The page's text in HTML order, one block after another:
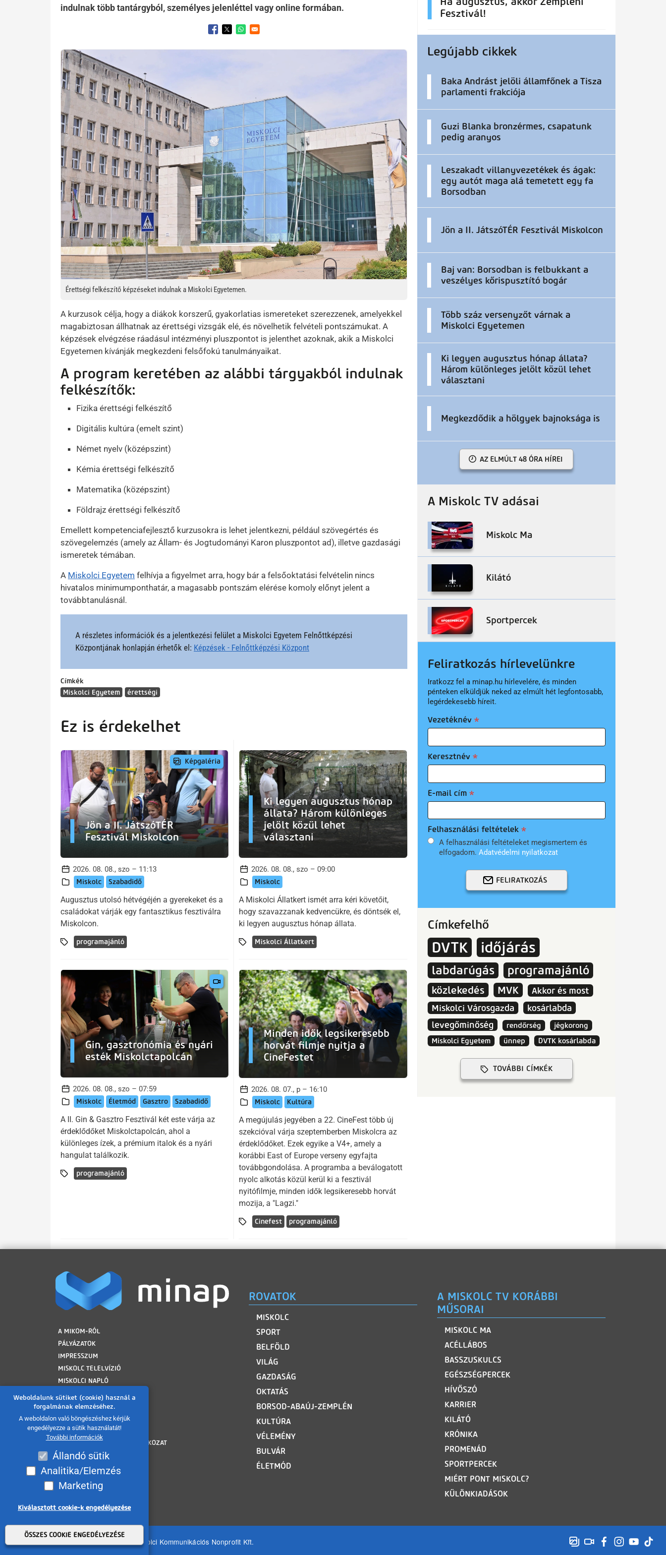
Weboldalunk sütiket (cookie) használ a
forgalmának elemzéséhez.
A weboldalon való böngészéshez kérjük
engedélyezze a sütik használatát!
További információk
Állandó sütik
Analitika/Elemzés
Marketing
Kiválasztott cookie-k engedélyezése
ÖSSZES COOKIE ENGEDÉLYEZÉSE
Withdraw consent
indulnak több tantárgyból, személyes jelenléttel vagy online formában.
Opens in a new window
Opens in a new window
Opens in a new window
Kép
Érettségi felkészítő képzéseket indulnak a Miskolci Egyetemen.
A kurzusok célja, hogy a diákok korszerű, gyakorlatias ismereteket szerezzenek, amelyekkel
magabiztosan állhatnak az érettségi vizsgák elé, és növelhetik felvételi pontszámukat. A
képzések elvégzése ráadásul intézményi pluszpontot is jelenthet azoknak, akik a Miskolci
Egyetemen kívánják megkezdeni felsőfokú tanulmányaikat.
A program keretében az alábbi tárgyakból indulnak
felkészítők:
Fizika érettségi felkészítő
Digitális kultúra (emelt szint)
Német nyelv (középszint)
Kémia érettségi felkészítő
Matematika (középszint)
Földrajz érettségi felkészítő
Emellett kompetenciafejlesztő kurzusokra is lehet jelentkezni, például szövegértés és
szövegelemzés (amely az Állam- és Jogtudományi Karon pluszpontot ad), illetve gazdasági
ismeretek témában.
A Miskolci Egyetem felhívja a figyelmet arra, hogy bár a felsőoktatási felvételin nincs
hivatalos minimumponthatár, a magasabb pontszám elérése komoly előnyt jelent a
továbbtanulásnál.
A részletes információk és a jelentkezési felület a Miskolci Egyetem Felnőttképzési
Központjának honlapján érhetők el: Képzések - Felnőttképzési Központ
Címkék
Miskolci Egyetem
érettségi
Ez is érdekelhet
Képgaléria
Jön a II. JátszóTÉR
Fesztivál Miskolcon
2026. 08. 08., szo – 11:13
Miskolc Szabadidő
Augusztus utolsó hétvégéjén a gyerekeket és a
családokat várják egy fantasztikus fesztiválra
Miskolcon.
programajánló
Ki legyen augusztus hónap
állata? Három különleges
jelölt közül lehet
választani
2026. 08. 08., szo – 09:00
Miskolc
A Miskolci Állatkert ismét arra kéri követőit,
hogy szavazzanak kedvencükre, és döntsék el,
ki legyen augusztus hónap állata.
Miskolci Állatkert
Gin, gasztronómia és nyári
esték Miskolctapolcán
2026. 08. 08., szo – 07:59
Miskolc Életmód Gasztro Szabadidő
A II. Gin & Gasztro Fesztivál két este várja az
érdeklődőket Miskolctapolcán, ahol a
különleges ízek, a prémium italok és a nyári
hangulat találkozik.
programajánló
Minden idők legsikeresebb
horvát filmje nyitja a
CineFestet
2026. 08. 07., p – 16:10
Miskolc Kultúra
A megújulás jegyében a 22. CineFest több új
szekcióval várja szeptemberben Miskolcra az
érdeklődőket. Ezek egyike a V4+, amely a
korábbi East of Europe verseny egyfajta
továbbgondolása. A programba a beválogatott
nyolc alkotás közül kerül ki a fesztivál
nyitófilmje, minden idők legsikeresebb horvát
mozija, a "Lagzi."
Cinefest programajánló
Fesztivál!
Legújabb cikkek
Baka Andrást jelöli államfőnek a Tisza
parlamenti frakciója
Guzi Blanka bronzérmes, csapatunk
pedig aranyos
Leszakadt villanyvezetékek és ágak:
egy autót maga alá temetett egy fa
Borsodban
Jön a II. JátszóTÉR Fesztivál Miskolcon
Baj van: Borsodban is felbukkant a
veszélyes kőrispusztító bogár
Több száz versenyzőt várnak a
Miskolci Egyetemen
Ki legyen augusztus hónap állata?
Három különleges jelölt közül lehet
választani
Megkezdődik a hölgyek bajnoksága is
AZ ELMÚLT 48 ÓRA HÍREI
A Miskolc TV adásai
Miskolc Ma
Kilátó
Sportpercek
Feliratkozás hírlevelünkre
Iratkozz fel a minap.hu hírlevelére, és minden
pénteken elküldjük neked az elmúlt hét legfontosabb,
legérdekesebb híreit.
Vezetéknév
Keresztnév
E-mail cím
Felhasználási feltételek
A felhasználási feltételeket megismertem és
elfogadom. Adatvédelmi nyilatkozat
FELIRATKOZÁS
Címkefelhő
DVTK időjárás
labdarúgás programajánló
közlekedés MVK
Akkor és most
Miskolci Városgazda
kosárlabda
levegőminőség
rendőrség
jégkorong
Miskolci Egyetem
ünnep DVTK kosárlabda
TOVÁBBI CÍMKÉK
LÁBLÉC
A MIKOM-RÓL
PÁLYÁZATOK
IMPRESSZUM
MISKOLC TELELVÍZIÓ
MISKOLCI NAPLÓ
MINAP ARCHÍVUM
FELHASZNÁLÁSI FELTÉTELEK
ADATVÉDELMI TÁJÉKOZTATÓ
SÜTI TÁJÉKOZTATÓ
AKADÁLYMENTESÍTÉSI NYILATKOZAT
KÖZÉRDEKŰ ADATOK
KÖZADATKERESŐ
VISSZAÉLÉS BEJELENTÉS
MÉDIAAJÁNLAT
OLDALTÉRKÉP
ROVATOK
MISKOLC
SPORT
BELFÖLD
VILÁG
GAZDASÁG
OKTATÁS
BORSOD-ABAÚJ-ZEMPLÉN
KULTÚRA
VÉLEMÉNY
BULVÁR
ÉLETMÓD
A MISKOLC TV KORÁBBI
MŰSORAI
MISKOLC MA
ACÉLLÁBOS
BASSZUSKULCS
EGÉSZSÉGPERCEK
HÍVŐSZÓ
KARRIER
KILÁTÓ
KRÓNIKA
PROMENÁD
SPORTPERCEK
MIÉRT PONT MISKOLC?
KÜLÖNKIADÁSOK
Minden jog fenntartva 2026 © MIKOM Miskolci Kommunikációs Nonprofit Kft.